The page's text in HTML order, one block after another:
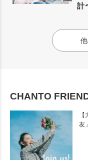
計
CHANTO
友